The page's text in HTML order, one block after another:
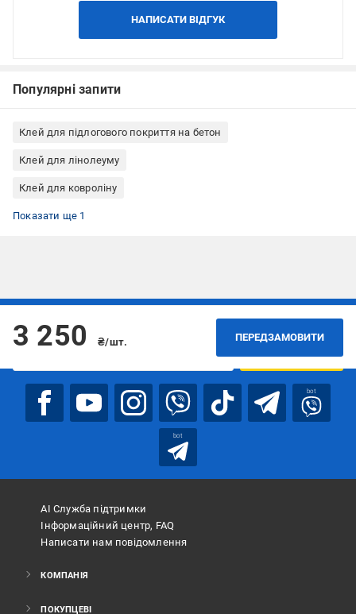
НАПИСАТИ ВІДГУК
Популярні запити
Клей для підлогового покриття на бетон
Клей для лінолеуму
Клей для ковроліну
Клей для підлогових ПВХ покриттів
Показати ще 1
3 250 ₴/шт. ПЕРЕДЗАМОВИТИ
Підписуйтесь, щоб дізнаватись першим про акції та пропозиції
ПІДПИСАТИСЯ
bot
bot
АІ Служба підтримки
Інформаційний центр, FAQ
Написати нам повідомлення
КОМПАНІЯ
ПОКУПЦЕВІ